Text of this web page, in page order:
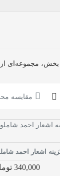
بخش، مجموعه‌ای از
مقایسه
اشعار احمد
340,000 تومان